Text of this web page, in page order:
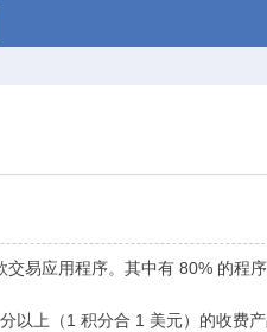
易应用程序。其中有 80% 的程
以上（1 积分合 1 美元）的收费